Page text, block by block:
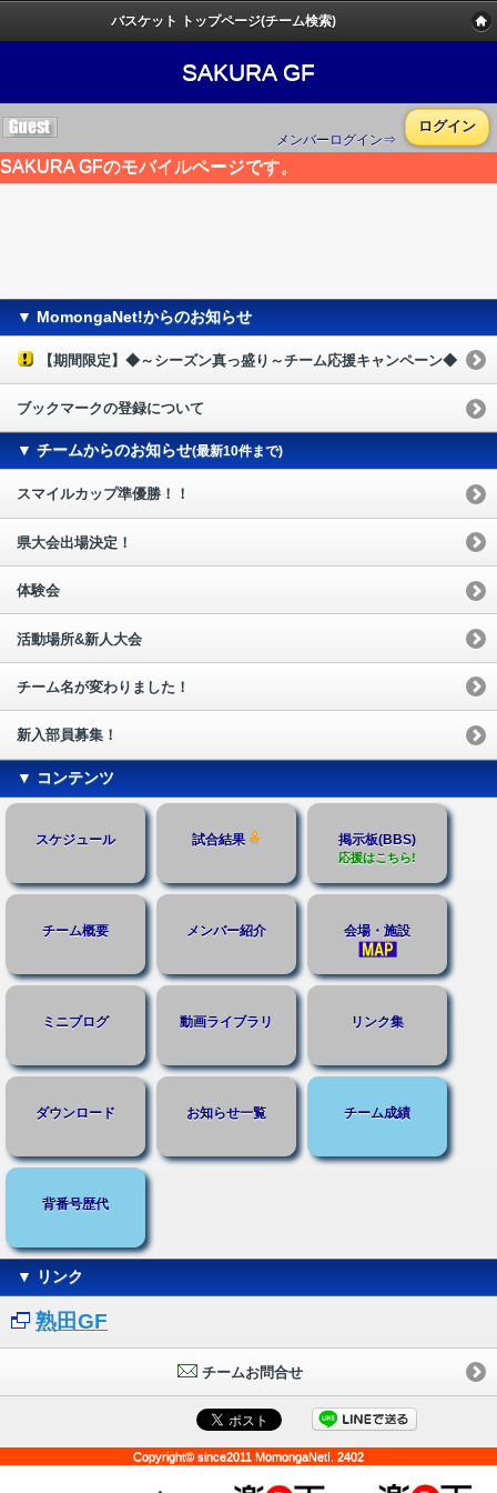
バスケット トップページ(チーム検索)
SAKURA GF
メンバーログイン⇒
ログイン
SAKURA GFのモバイルページです。
▼ MomongaNet!からのお知らせ
【期間限定】◆～シーズン真っ盛り～チーム応援キャンペーン◆
ブックマークの登録について
▼ チームからのお知らせ(最新10件まで)
スマイルカップ準優勝！！
県大会出場決定！
体験会
活動場所&新人大会
チーム名が変わりました！
新入部員募集！
▼ コンテンツ
スケジュール 試合結果 掲示板(BBS)
応援はこちら!
チーム概要 メンバー紹介 会場・施設
ミニブログ 動画ライブラリ リンク集
ダウンロード お知らせ一覧 チーム成績
背番号歴代
▼ リンク
熟田GF
チームお問合せ
Copyright© since2011 MomongaNet!. 2402